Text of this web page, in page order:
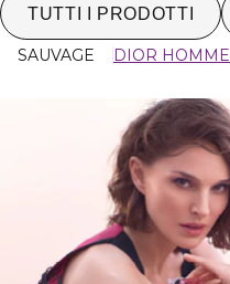
TUTTI I PRODOTTI
SAUVAGE DIOR HOMME